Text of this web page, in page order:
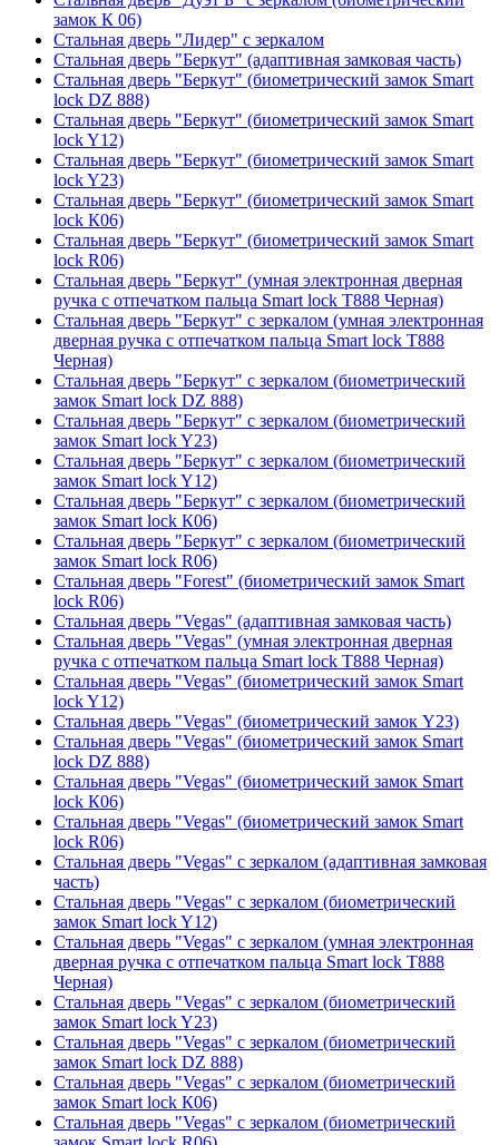
замок К 06)
Стальная дверь "Лидер" с зеркалом
Стальная дверь "Беркут" (адаптивная замковая часть)
Стальная дверь "Беркут" (биометрический замок Smart
lock DZ 888)
Стальная дверь "Беркут" (биометрический замок Smart
lock Y12)
Стальная дверь "Беркут" (биометрический замок Smart
lock Y23)
Стальная дверь "Беркут" (биометрический замок Smart
lock К06)
Стальная дверь "Беркут" (биометрический замок Smart
lock R06)
Стальная дверь "Беркут" (умная электронная дверная
ручка с отпечатком пальца Smart lock T888 Черная)
Стальная дверь "Беркут" с зеркалом (умная электронная
дверная ручка с отпечатком пальца Smart lock T888
Черная)
Стальная дверь "Беркут" с зеркалом (биометрический
замок Smart lock DZ 888)
Стальная дверь "Беркут" с зеркалом (биометрический
замок Smart lock Y23)
Стальная дверь "Беркут" с зеркалом (биометрический
замок Smart lock Y12)
Стальная дверь "Беркут" с зеркалом (биометрический
замок Smart lock К06)
Стальная дверь "Беркут" с зеркалом (биометрический
замок Smart lock R06)
Стальная дверь "Forest" (биометрический замок Smart
lock R06)
Стальная дверь "Vegas" (адаптивная замковая часть)
Стальная дверь "Vegas" (умная электронная дверная
ручка с отпечатком пальца Smart lock T888 Черная)
Стальная дверь "Vegas" (биометрический замок Smart
lock Y12)
Стальная дверь "Vegas" (биометрический замок Y23)
Стальная дверь "Vegas" (биометрический замок Smart
lock DZ 888)
Стальная дверь "Vegas" (биометрический замок Smart
lock К06)
Стальная дверь "Vegas" (биометрический замок Smart
lock R06)
Стальная дверь "Vegas" с зеркалом (адаптивная замковая
часть)
Стальная дверь "Vegas" с зеркалом (биометрический
замок Smart lock Y12)
Стальная дверь "Vegas" с зеркалом (умная электронная
дверная ручка с отпечатком пальца Smart lock T888
Черная)
Стальная дверь "Vegas" с зеркалом (биометрический
замок Smart lock Y23)
Стальная дверь "Vegas" с зеркалом (биометрический
замок Smart lock DZ 888)
Стальная дверь "Vegas" с зеркалом (биометрический
замок Smart lock К06)
Стальная дверь "Vegas" с зеркалом (биометрический